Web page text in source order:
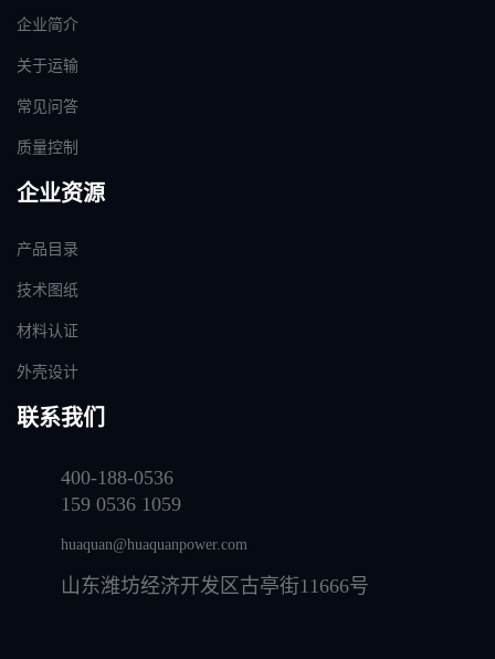
企业简介
关于运输
常见问答
质量控制
企业资源
产品目录
技术图纸
材料认证
外壳设计
联系我们
400-188-0536
159 0536 1059
huaquan@huaquanpower.com
山东潍坊经济开发区古亭街11666号